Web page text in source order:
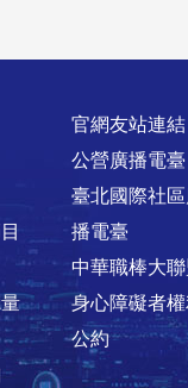
官網友站連結
公營廣播電臺
臺北國際社
播電臺
中華職棒大聯
身心障礙者權
公約